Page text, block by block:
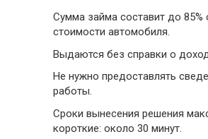
Сумма займа составит до 85%
стоимости автомобиля.
Выдаются без справки о
Не нужно предоставлять
работы.
Сроки вынесения решения
короткие: около 30 минут.